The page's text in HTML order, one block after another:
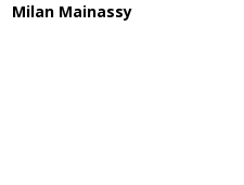
Milan Mainassy